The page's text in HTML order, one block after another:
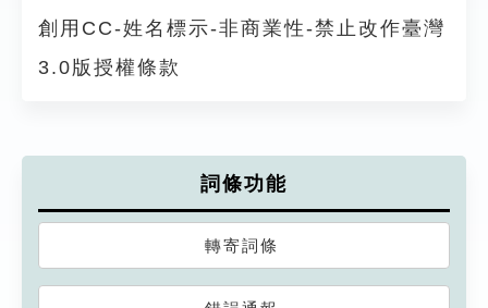
創用CC-姓名標示-非商業性-禁止改作臺灣
3.0版授權條款
詞條功能
轉寄詞條